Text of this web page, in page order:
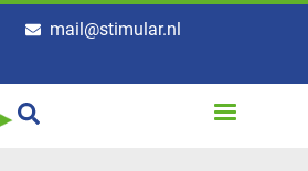
mail@stimular.nl